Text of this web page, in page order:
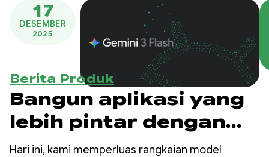
17
DESEMBER
2025
Berita Produk
Bangun aplikasi yang
lebih pintar dengan
Gemini 3 Flash
Hari ini, kami memperluas rangkaian model